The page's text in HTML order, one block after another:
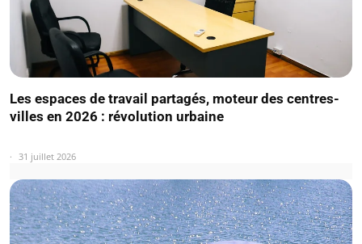
Les espaces de travail partagés, moteur des centres-
villes en 2026 : révolution urbaine
31 juillet 2026